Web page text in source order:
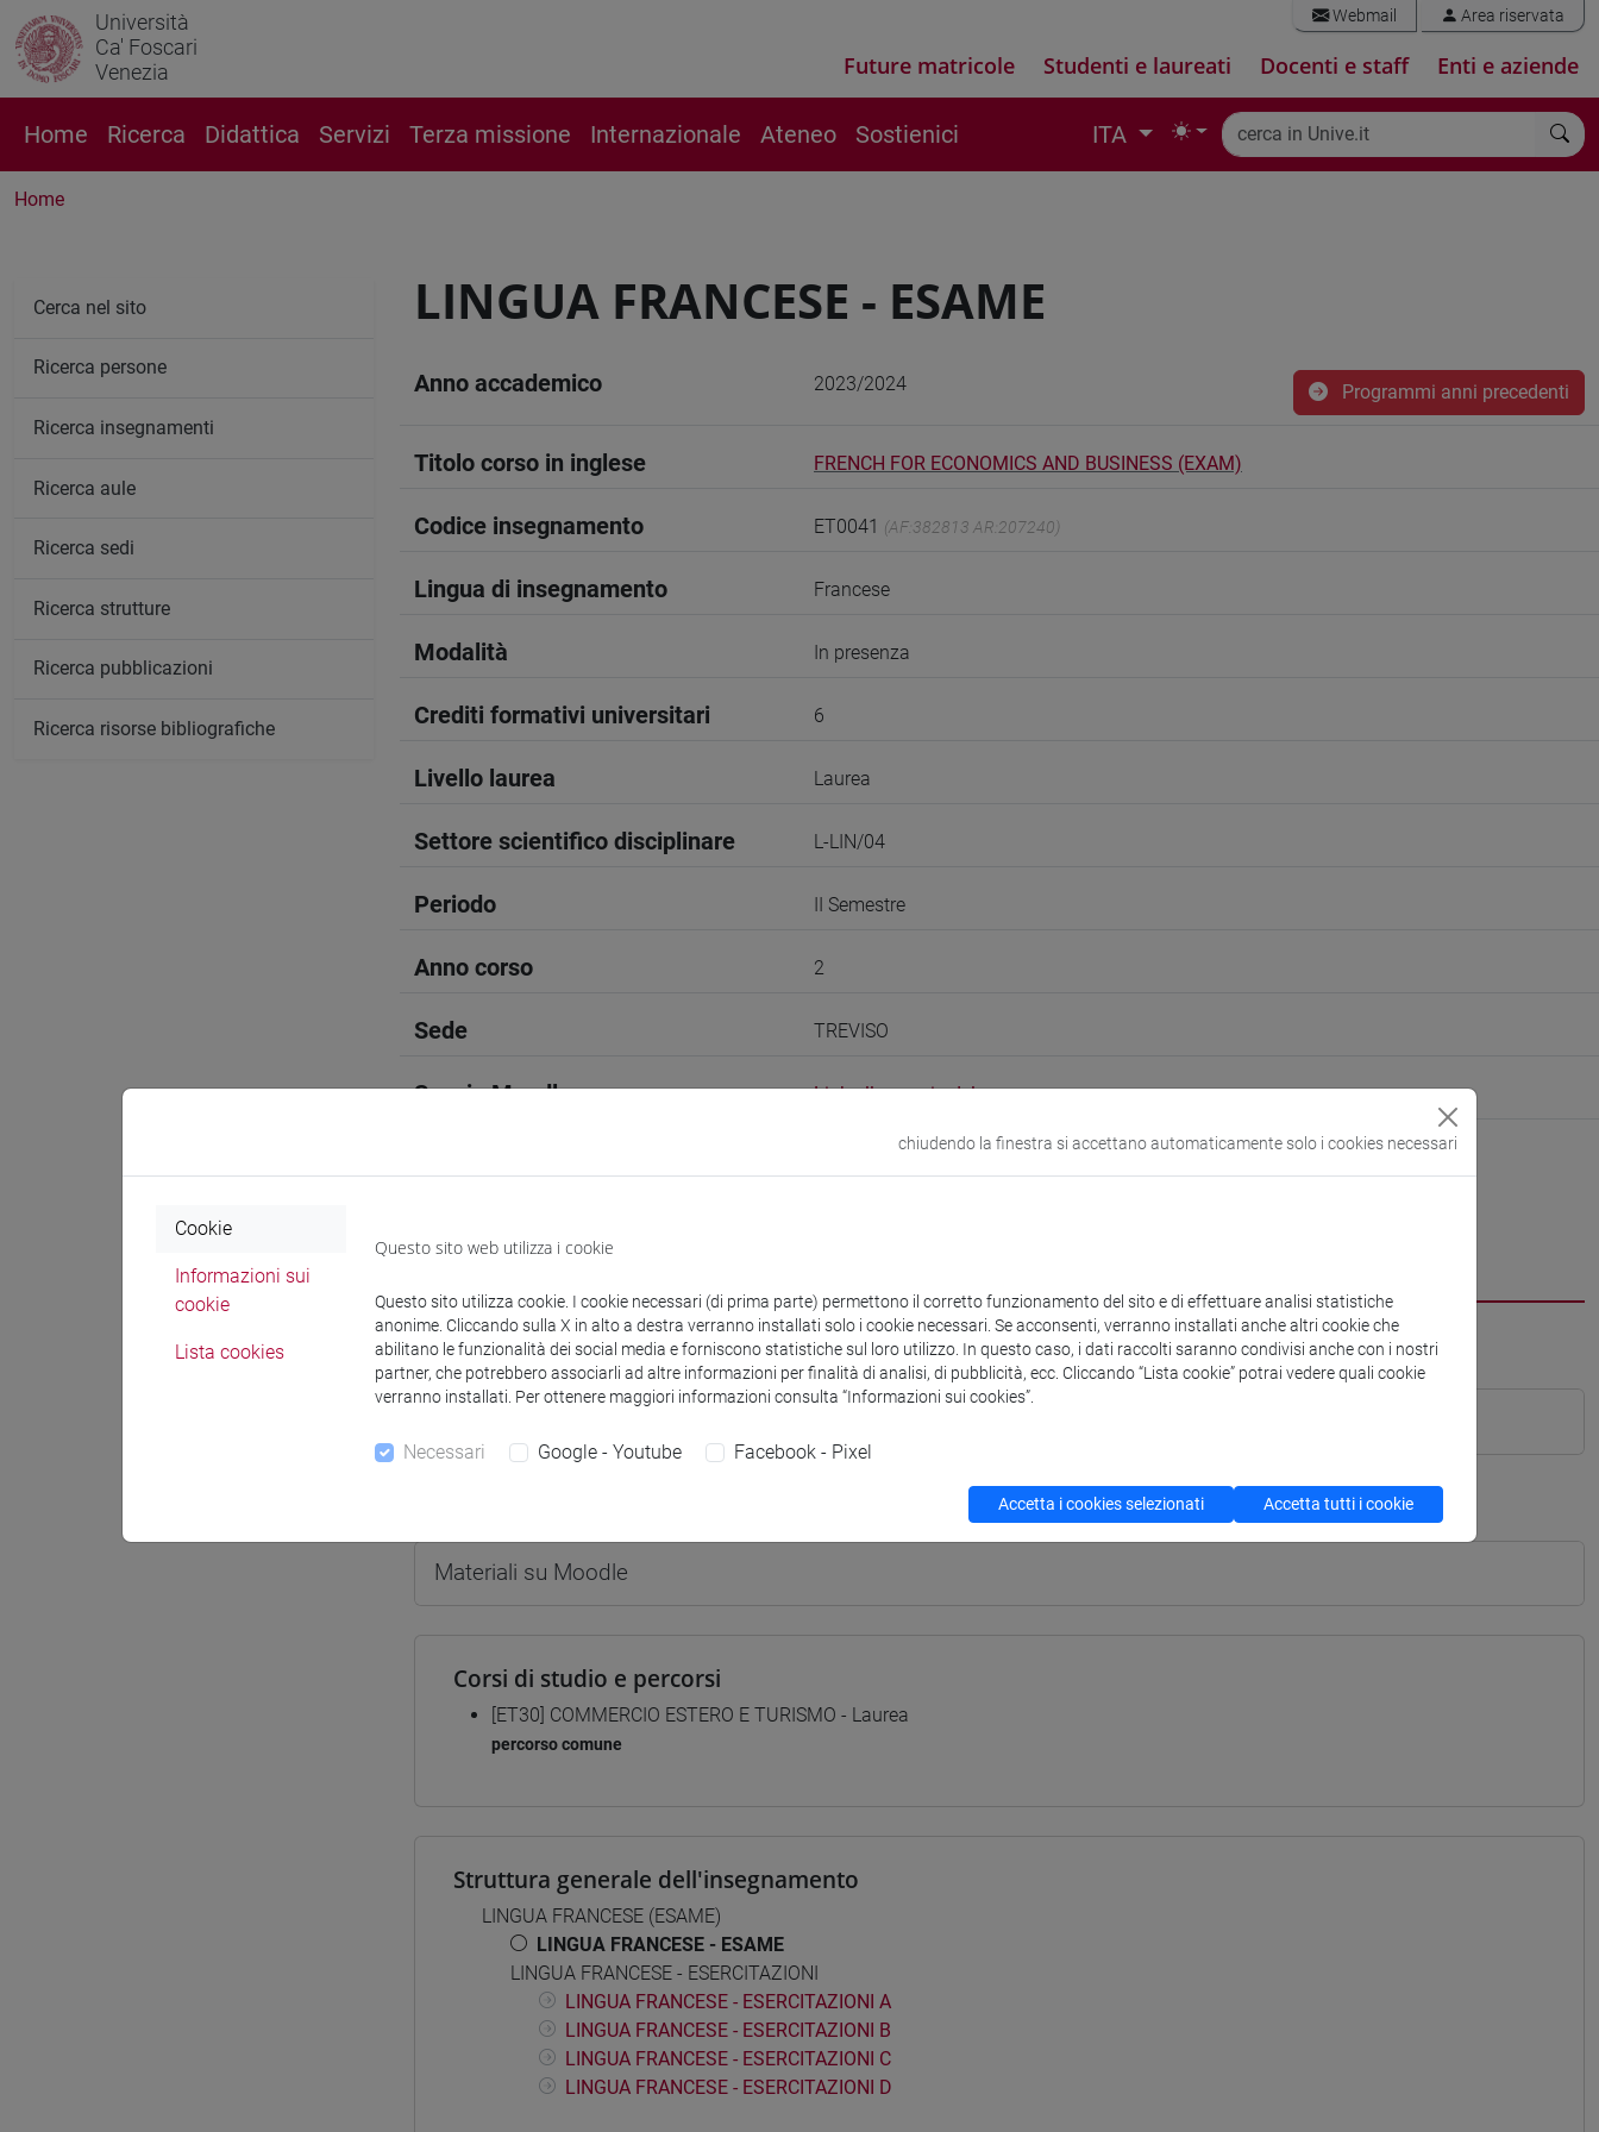
Università
Ca' Foscari
Venezia
Webmail Area riservata
Future matricole Studenti e laureati Docenti e staff Enti e aziende
Home Ricerca Didattica Servizi Terza missione Internazionale Ateneo Sostienici ITA
Home
LINGUA FRANCESE - ESAME
Anno accademico 2023/2024 Programmi anni precedenti
Titolo corso in inglese FRENCH FOR ECONOMICS AND BUSINESS (EXAM)
Codice insegnamento ET0041 (AF:382813 AR:207240)
Lingua di insegnamento Francese
Modalità In presenza
Crediti formativi universitari 6
Livello laurea Laurea
Settore scientifico disciplinare L-LIN/04
Periodo II Semestre
Anno corso 2
Sede TREVISO
Spazio Moodle Link allo spazio del corso
Docenti e corsi di laurea
Docenti
Materiali su Moodle
Corsi di studio e percorsi
[ET30] COMMERCIO ESTERO E TURISMO - Laurea
percorso comune
Struttura generale dell'insegnamento
LINGUA FRANCESE (ESAME)
LINGUA FRANCESE - ESAME
LINGUA FRANCESE - ESERCITAZIONI
LINGUA FRANCESE - ESERCITAZIONI A
LINGUA FRANCESE - ESERCITAZIONI B
LINGUA FRANCESE - ESERCITAZIONI C
LINGUA FRANCESE - ESERCITAZIONI D
Cerca nel sito
Ricerca persone
Ricerca insegnamenti
Ricerca aule
Ricerca sedi
Ricerca strutture
Ricerca pubblicazioni
Ricerca risorse bibliografiche
chiudendo la finestra si accettano automaticamente solo i cookies necessari
Cookie
Informazioni sui
cookie
Lista cookies
Questo sito web utilizza i cookie
Questo sito utilizza cookie. I cookie necessari (di prima parte) permettono il corretto funzionamento del sito e di effettuare analisi statistiche
anonime. Cliccando sulla X in alto a destra verranno installati solo i cookie necessari. Se acconsenti, verranno installati anche altri cookie che
abilitano le funzionalità dei social media e forniscono statistiche sul loro utilizzo. In questo caso, i dati raccolti saranno condivisi anche con i nostri
partner, che potrebbero associarli ad altre informazioni per finalità di analisi, di pubblicità, ecc. Cliccando “Lista cookie” potrai vedere quali cookie
verranno installati. Per ottenere maggiori informazioni consulta “Informazioni sui cookies”.
Necessari Google - Youtube Facebook - Pixel
Accetta i cookies selezionati Accetta tutti i cookie